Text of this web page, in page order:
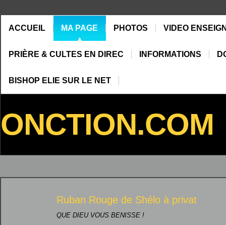
ACCUEIL MA PAGE PHOTOS VIDEO
PRIÈRE & CULTES EN DIREC INFORMATIONS
BISHOP ELIE SUR LE NET
ONCTION.COM
Ruban Rouge de Shélo à privat
QUE DIEU VOUS BENISSE !